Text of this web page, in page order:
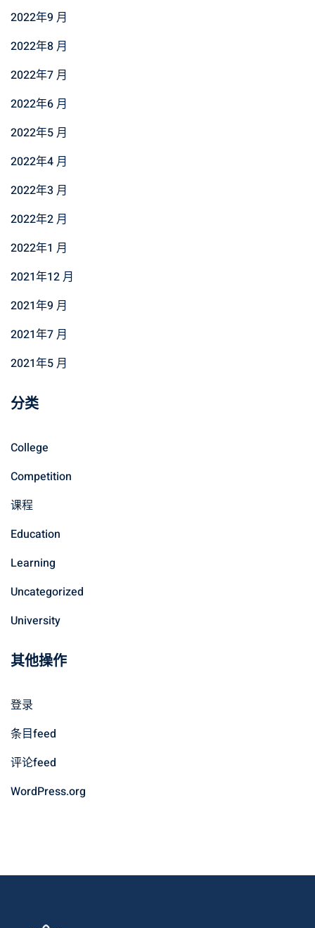
2022年9 月
2022年8 月
2022年7 月
2022年6 月
2022年5 月
2022年4 月
2022年3 月
2022年2 月
2022年1 月
2021年12 月
2021年9 月
2021年7 月
2021年5 月
分类
College
Competition
课程
Education
Learning
Uncategorized
University
其他操作
登录
条目feed
评论feed
WordPress.org